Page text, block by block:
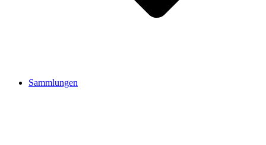
Sammlungen